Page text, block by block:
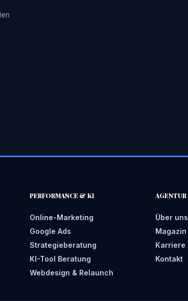
PERFORMANCE & KI
Online-Marketing
Google Ads
Strategieberatung
KI-Tool Beratung
Webdesign & Relaunch
AGENTUR
Über uns
Magazin
Karriere
Kontakt